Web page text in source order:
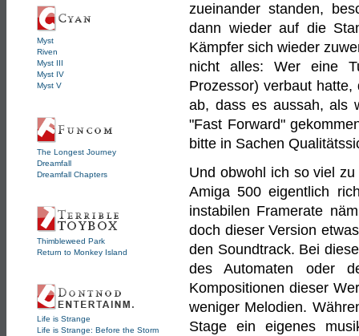
Myst
Riven
Myst III
Myst IV
Myst V
The Longest Journey
Dreamfall
Dreamfall Chapters
Thimbleweed Park
Return to Monkey Island
Life is Strange
Life is Strange: Before the Storm
zueinander standen,
dann wieder auf die
Kämpfer sich wieder
nicht alles: Wer eine
Prozessor) verbaut
ab, dass es aussah, als
"Fast Forward"
bitte in Sachen
Und obwohl ich so viel
Amiga 500 eigentlich
instabilen Framerate
doch dieser Version
den Soundtrack. Bei
des Automaten oder
Kompositionen dieser
weniger Melodien.
Stage ein eigenes